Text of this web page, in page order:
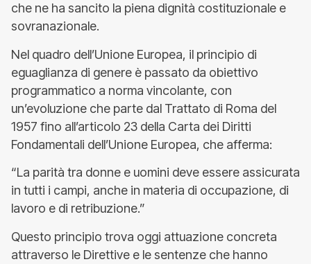
che ne ha sancito la piena dignità costituzionale e
sovranazionale.
Nel quadro dell’Unione Europea, il principio di
eguaglianza di genere è passato da obiettivo
programmatico a norma vincolante, con
un’evoluzione che parte dal Trattato di Roma del
1957 fino all’articolo 23 della Carta dei Diritti
Fondamentali dell’Unione Europea, che afferma:
“La parità tra donne e uomini deve essere assicurata
in tutti i campi, anche in materia di occupazione, di
lavoro e di retribuzione.”
Questo principio trova oggi attuazione concreta
attraverso le Direttive e le sentenze che hanno